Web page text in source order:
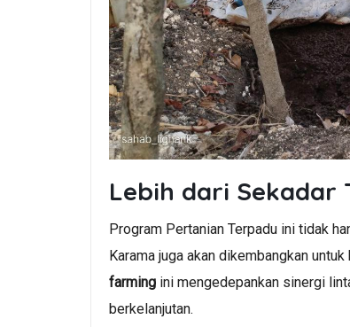
Lebih dari Sekadar
Program Pertanian Terpadu ini tidak
Karama juga akan dikembangkan
farming ini mengedepankan sinergi
berkelanjutan.